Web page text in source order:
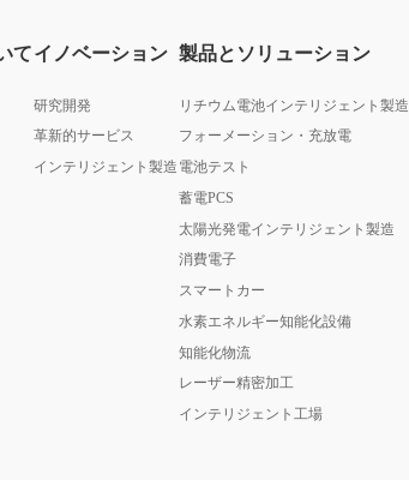
てイノベーション
研究開発
革新的サービス
インテリジェント製造
製品とソリューション
リチウム電池インテリジェント製造
フォーメーション・充放電
電池テスト
蓄電PCS
太陽光発電インテリジェント製造
消費電子
スマートカー
水素エネルギー知能化設備
知能化物流
レーザー精密加工
インテリジェント工場